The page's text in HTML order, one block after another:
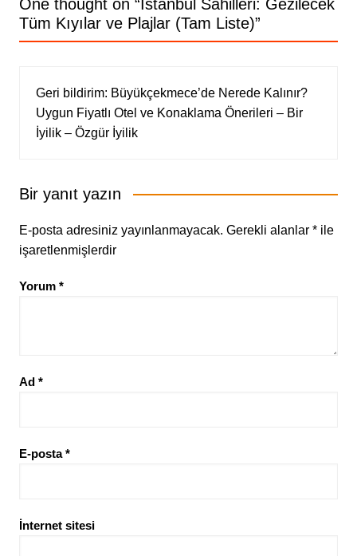
One thought on “İstanbul Sahilleri: Gezilecek
Tüm Kıyılar ve Plajlar (Tam Liste)”
Geri bildirim: Büyükçekmece’de Nerede Kalınır?
Uygun Fiyatlı Otel ve Konaklama Önerileri – Bir
İyilik – Özgür İyilik
Bir yanıt yazın
E-posta adresiniz yayınlanmayacak. Gerekli alanlar *ile
işaretlenmişlerdir
Yorum *
Ad *
E-posta*
İnternet sitesi